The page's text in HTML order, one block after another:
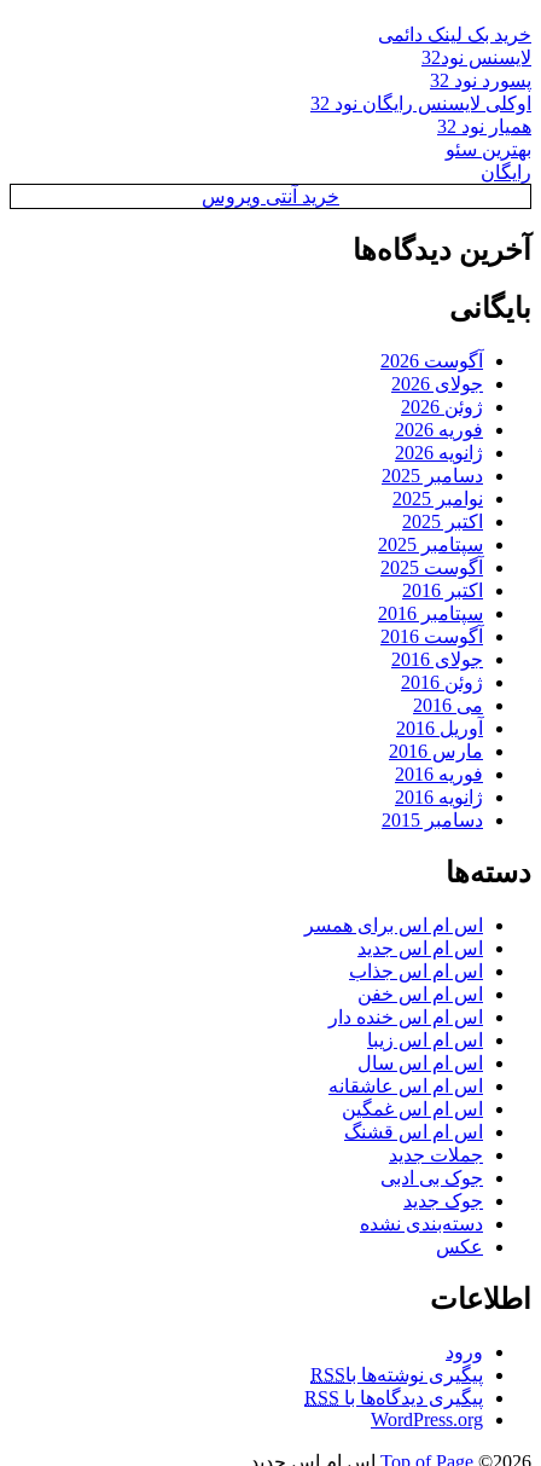
خرید بک لینک دائمی
لایسنس نود32
پسورد نود 32
اوکلی لایسنس رایگان نود 32
همیار نود 32
بهترین سئو
رایگان
خرید آنتی ویروس
آخرین دیدگاه‌ها
بایگانی
آگوست 2026
جولای 2026
ژوئن 2026
فوریه 2026
ژانویه 2026
دسامبر 2025
نوامبر 2025
اکتبر 2025
سپتامبر 2025
آگوست 2025
اکتبر 2016
سپتامبر 2016
آگوست 2016
جولای 2016
ژوئن 2016
می 2016
آوریل 2016
مارس 2016
فوریه 2016
ژانویه 2016
دسامبر 2015
دسته‌ها
اس ام اس برای همسر
اس ام اس جدید
اس ام اس جذاب
اس ام اس خفن
اس ام اس خنده دار
اس ام اس زیبا
اس ام اس سال
اس ام اس عاشقانه
اس ام اس غمگین
اس ام اس قشنگ
جملات جدید
جوک بی ادبی
جوک جدید
دسته‌بندی نشده
عکس
اطلاعات
ورود
پیگیری نوشته‌ها باRSS
پیگیری دیدگاه‌ها با RSS
WordPress.org
Top of Page ©2026 اس ام اس جدید